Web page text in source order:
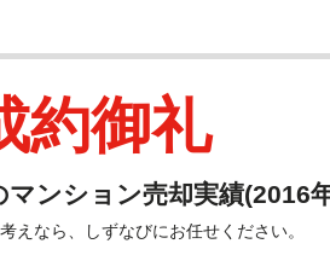
約御礼
ンション売却実績(2016
えなら、しずなびにお任せください。